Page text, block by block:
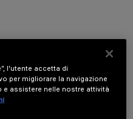
l'utente accetta di
per migliorare la navigazione
e assistere nelle nostre attività